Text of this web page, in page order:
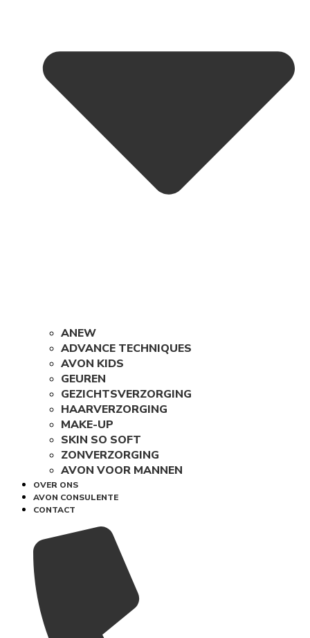
ANEW
ADVANCE TECHNIQUES
AVON KIDS
GEUREN
GEZICHTSVERZORGING
HAARVERZORGING
MAKE-UP
SKIN SO SOFT
ZONVERZORGING
AVON VOOR MANNEN
OVER ONS
AVON CONSULENTE
CONTACT